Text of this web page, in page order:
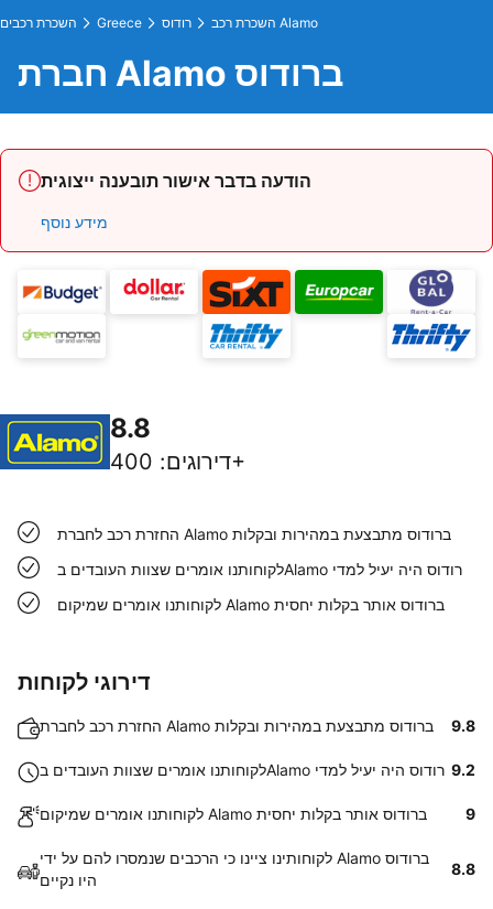
השכרת רכבים Greece רודוס השכרת רכב Alamo
חברת Alamo ברודוס
הודעה בדבר אישור תובענה ייצוגית
מידע נוסף
8.8
דירוגים: 400+
החזרת רכב לחברת Alamo ברודוס מתבצעת במהירות ובקלות
לקוחותנו אומרים שצוות העובדים בAlamo רודוס היה יעיל למדי
לקוחותנו אומרים שמיקום Alamo ברודוס אותר בקלות יחסית
דירוגי לקוחות
החזרת רכב לחברת Alamo ברודוס מתבצעת במהירות ובקלות 9.8
לקוחותנו אומרים שצוות העובדים בAlamo רודוס היה יעיל למדי 9.2
לקוחותנו אומרים שמיקום Alamo ברודוס אותר בקלות יחסית 9
לקוחותינו ציינו כי הרכבים שנמסרו להם על ידי Alamo ברודוס
היו נקיים
8.8